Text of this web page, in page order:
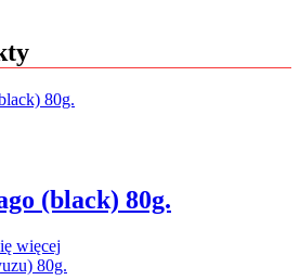
(black) 80g.
więcej